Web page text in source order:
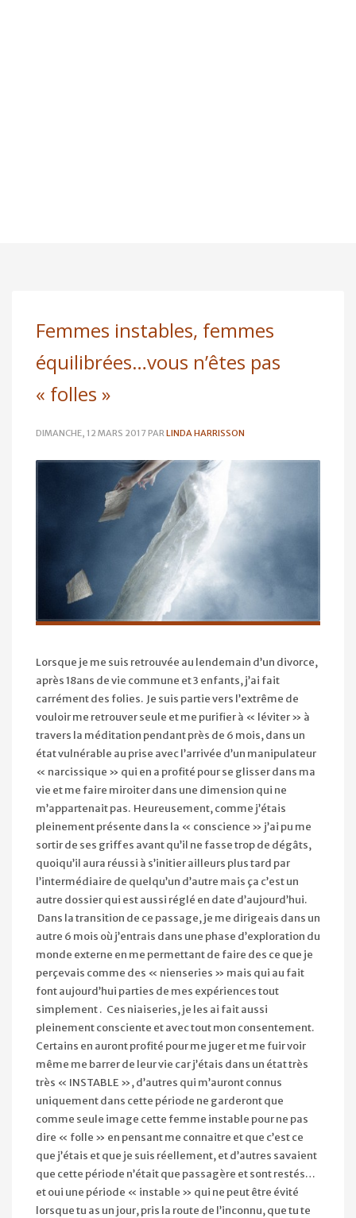
Femmes instables, femmes
équilibrées…vous n’êtes pas
« folles »
DIMANCHE, 12 MARS 2017PARLINDA HARRISSON
Lorsque je me suis retrouvée au lendemain d’un divorce,
après 18ans de vie commune et 3 enfants, j’ai fait
carrément des folies. Je suis partie vers l’extrême de
vouloir me retrouver seule et me purifier à « léviter » à
travers la méditation pendant près de 6 mois, dans un
état vulnérable au prise avec l’arrivée d’un manipulateur
« narcissique » qui en a profité pour se glisser dans ma
vie et me faire miroiter dans une dimension qui ne
m’appartenait pas. Heureusement, comme j’étais
pleinement présente dans la « conscience » j’ai pu me
sortir de ses griffes avant qu’il ne fasse trop de dégâts,
quoiqu’il aura réussi à s’initier ailleurs plus tard par
l’intermédiaire de quelqu’un d’autre mais ça c’est un
autre dossier qui est aussi réglé en date d’aujourd’hui.
Dans la transition de ce passage, je me dirigeais dans un
autre 6 mois où j’entrais dans une phase d’exploration du
monde externe en me permettant de faire des ce que je
perçevais comme des « nienseries » mais qui au fait
font aujourd’hui parties de mes expériences tout
simplement . Ces niaiseries, je les ai fait aussi
pleinement consciente et avec tout mon consentement.
Certains en auront profité pour me juger et me fuir voir
même me barrer de leur vie car j’étais dans un état très
très « INSTABLE », d’autres qui m’auront connus
uniquement dans cette période ne garderont que
comme seule image cette femme instable pour ne pas
dire « folle » en pensant me connaitre et que c’est ce
que j’étais et que je suis réellement, et d’autres savaient
que cette période n’était que passagère et sont restés…
et oui une période « instable » qui ne peut être évité
lorsque tu as un jour, pris la route de l’inconnu, que tu te